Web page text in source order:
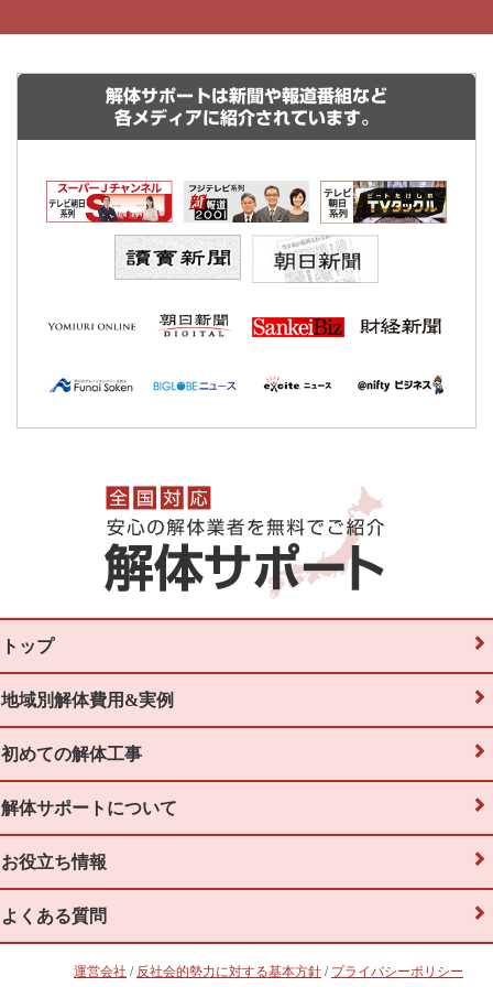
解体サポートは新聞や報道番組など
各メディアに紹介されています。
トップ
地域別解体費用&実例
初めての解体工事
解体サポートについて
お役立ち情報
よくある質問
運営会社 / 反社会的勢力に対する基本方針 / プライバシーポリシー